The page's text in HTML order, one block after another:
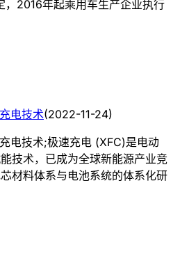
，2016年起乘用车生产企业执行
电技术(2022-11-24)
电技术;极速充电 (XFC)是电动
技术，已成为全球新能源产业竞
材料体系与电池系统的体系化研